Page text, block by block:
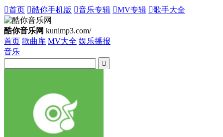
首页 酷你手机版 音乐专辑 MV专辑 歌手大全
酷你音乐网 kunimp3.com/
首页 歌曲库 MV大全 娱乐播报
音乐
